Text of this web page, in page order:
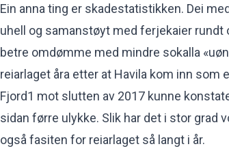
Ein anna ting er skadestatistikken. Dei
uhell og samanstøyt med ferjekaier rundt
betre omdømme med mindre sokalla
reiarlaget åra etter at Havila kom inn som
Fjord1 mot slutten av 2017 kunne
sidan førre ulykke. Slik har det i stor grad
også fasiten for reiarlaget så langt i år.